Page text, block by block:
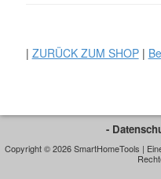
| ZURÜCK ZUM SHOP|
-
Copyright © 2026 SmartHomeTools |